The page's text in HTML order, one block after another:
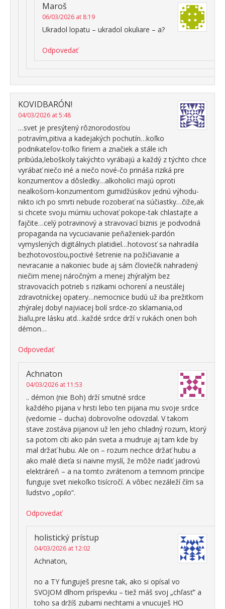
Maroš
06/03/2026 at 8:19
Ukradol lopatu – ukradol okuliare – a?
Odpovedať
KOVIDBARÓN!
04/03/2026 at 5:48
…svet je presýtený rôznorodosťou
potravím,pitiva a kadejakých pochutín…koľko
podnikateľov-toľko firiem a značiek a stále ich
pribúda,leboškoly takýchto vyrábajú a každý z týchto chce
vyrábať niečo iné a niečo nové-čo prináša riziká pre
konzumentov a dôsledky…alkoholici majú oproti
nealkošom-konzumentom gumidžúsikov jednú výhodu-
nikto ich po smrti nebude rozoberať na súčiastky…čiže,ak
si chcete svoju múmiu uchovať pokope-tak chlastajte a
fajčite…celý potravinový a stravovací biznis je podvodná
propaganda na vycuciavanie peňaženiek-pardón
vymyslených digitálnych platidiel…hotovosť sa nahradila
bezhotovosťou,poctivé šetrenie na požičiavanie a
nevracanie a nakoniec bude aj sám človiečik nahradený
niečim menej náročným a menej zhýralým bez
stravovacích potrieb s rizikami ochorení a neustálej
zdravotníckej opatery…nemocnice budú už iba prežitkom
zhýralej doby! najviacej bolí srdce-zo sklamania,od
žiaľu,pre lásku atd…každé srdce drží v rukách onen boh
démon…
Odpovedať
Achnaton
04/03/2026 at 11:53
.. démon (nie Boh) drží smutné srdce
každého pijana v hrsti lebo ten pijana mu svoje srdce
(vedomie – ducha) dobrovoľne odovzdal. V takom
stave zostáva pijanovi už len jeho chladný rozum, ktorý
sa potom cíti ako pán sveta a mudruje aj tam kde by
mal držať hubu. Ale on – rozum nechce držať hubu a
ako malé dieťa si naivne myslí, že môže riadiť jadrovú
elektráreň – a na tomto zvrátenom a temnom princípe
funguje svet niekoľko tisícročí. A vôbec nezáleží čím sa
ľudstvo „opilo“.
Odpovedať
holistický prístup
04/03/2026 at 12:02
Achnaton,
no a TY funguješ presne tak, ako si opísal vo
SVOJOM dlhom príspevku – tiež máš svoj „chľasť“ a
toho sa držíš zubami nechtami a vnucuješ HO